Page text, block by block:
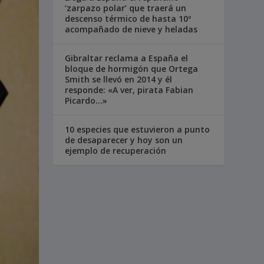
‘zarpazo polar’ que traerá un
descenso térmico de hasta 10º
acompañado de nieve y heladas
Gibraltar reclama a España el
bloque de hormigón que Ortega
Smith se llevó en 2014 y él
responde: «A ver, pirata Fabian
Picardo…»
10 especies que estuvieron a punto
de desaparecer y hoy son un
ejemplo de recuperación